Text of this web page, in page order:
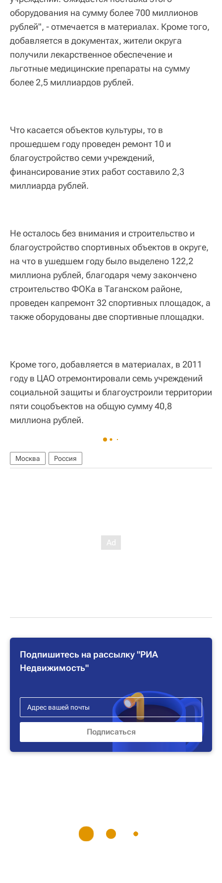
оборудования на сумму более 700 миллионов
рублей", - отмечается в материалах. Кроме того,
добавляется в документах, жители округа
получили лекарственное обеспечение и
льготные медицинские препараты на сумму
более 2,5 миллиардов рублей.
Что касается объектов культуры, то в
прошедшем году проведен ремонт 10 и
благоустройство семи учреждений,
финансирование этих работ составило 2,3
миллиарда рублей.
Не осталось без внимания и строительство и
благоустройство спортивных объектов в округе,
на что в ушедшем году было выделено 122,2
миллиона рублей, благодаря чему закончено
строительство ФОКа в Таганском районе,
проведен капремонт 32 спортивных площадок, а
также оборудованы две спортивные площадки.
Кроме того, добавляется в материалах, в 2011
году в ЦАО отремонтировали семь учреждений
социальной защиты и благоустроили территории
пяти соцобъектов на общую сумму 40,8
миллиона рублей.
Москва Россия
Подпишитесь на рассылку "РИА
Недвижимость"